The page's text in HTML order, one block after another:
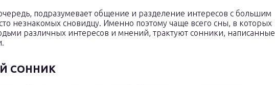
подразумевает общение и разделение интересов с большим
незнакомых сновидцу. Именно поэтому чаще всего сны, в которых
различных интересов и мнений, трактуют сонники, написанные
СОННИК